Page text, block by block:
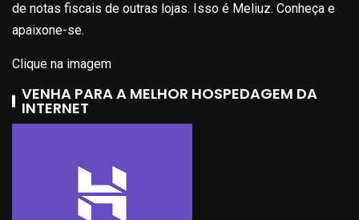
de notas fiscais de outras lojas. Isso é Meliuz. Conheça e
apaixone-se.
Clique na imagem
VENHA PARA A MELHOR HOSPEDAGEM DA
INTERNET